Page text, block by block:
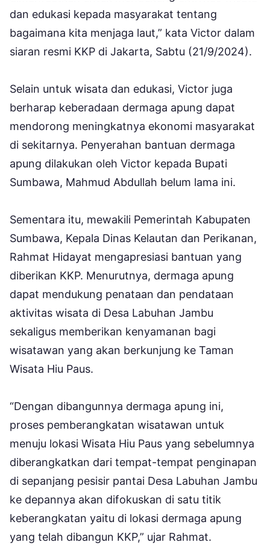
dan edukasi kepada masyarakat tentang
bagaimana kita menjaga laut,” kata Victor dalam
siaran resmi KKP di Jakarta, Sabtu (21/9/2024).
Selain untuk wisata dan edukasi, Victor juga
berharap keberadaan dermaga apung dapat
mendorong meningkatnya ekonomi masyarakat
di sekitarnya. Penyerahan bantuan dermaga
apung dilakukan oleh Victor kepada Bupati
Sumbawa, Mahmud Abdullah belum lama ini.
Sementara itu, mewakili Pemerintah Kabupaten
Sumbawa, Kepala Dinas Kelautan dan Perikanan,
Rahmat Hidayat mengapresiasi bantuan yang
diberikan KKP. Menurutnya, dermaga apung
dapat mendukung penataan dan pendataan
aktivitas wisata di Desa Labuhan Jambu
sekaligus memberikan kenyamanan bagi
wisatawan yang akan berkunjung ke Taman
Wisata Hiu Paus.
“Dengan dibangunnya dermaga apung ini,
proses pemberangkatan wisatawan untuk
menuju lokasi Wisata Hiu Paus yang sebelumnya
diberangkatkan dari tempat-tempat penginapan
di sepanjang pesisir pantai Desa Labuhan Jambu
ke depannya akan difokuskan di satu titik
keberangkatan yaitu di lokasi dermaga apung
yang telah dibangun KKP,” ujar Rahmat.